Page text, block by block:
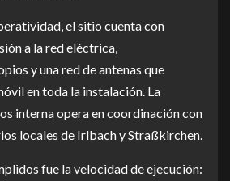
el sitio cuenta con
a la red eléctrica,
y una red de antenas que
en toda la instalación. La
interna opera en coordinación con
locales de Irlbach y Straßkirchen.
fue la velocidad de ejecución: